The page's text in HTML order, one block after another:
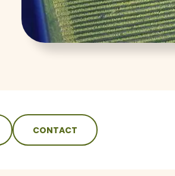
CONTACT